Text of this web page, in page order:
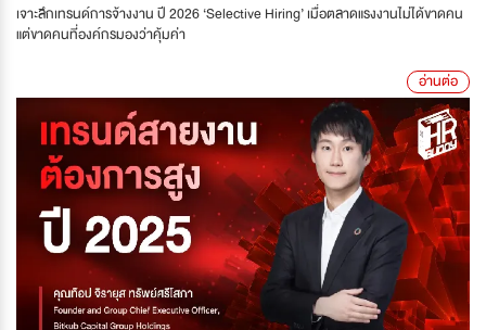
เจาะลึกเทรนด์การจ้างงาน ปี 2026 ‘Selective Hiring’ เมื่อตลาดแรงงานไม่ได้ขาดคน
แต่ขาดคนที่องค์กรมองว่าคุ้มค่า
อ่านต่อ